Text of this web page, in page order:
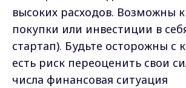
высоких расходов. Возможны
покупки или инвестиции в
стартап). Будьте осторожны с
есть риск переоценить свои
числа финансовая ситуация